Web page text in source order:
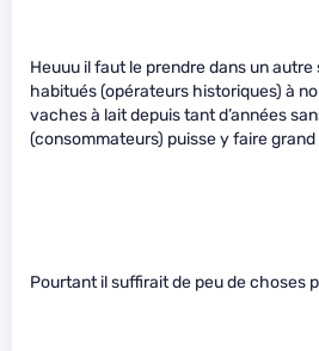
Heuuu il faut le prendre dans un
habitués (opérateurs historiques) à
vaches à lait depuis tant d’années
(consommateurs) puisse y faire
Pourtant il suffirait de peu de choses